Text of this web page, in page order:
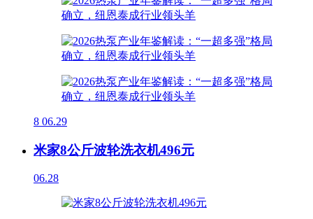
8 06.29
米家8公斤波轮洗衣机496元
06.28